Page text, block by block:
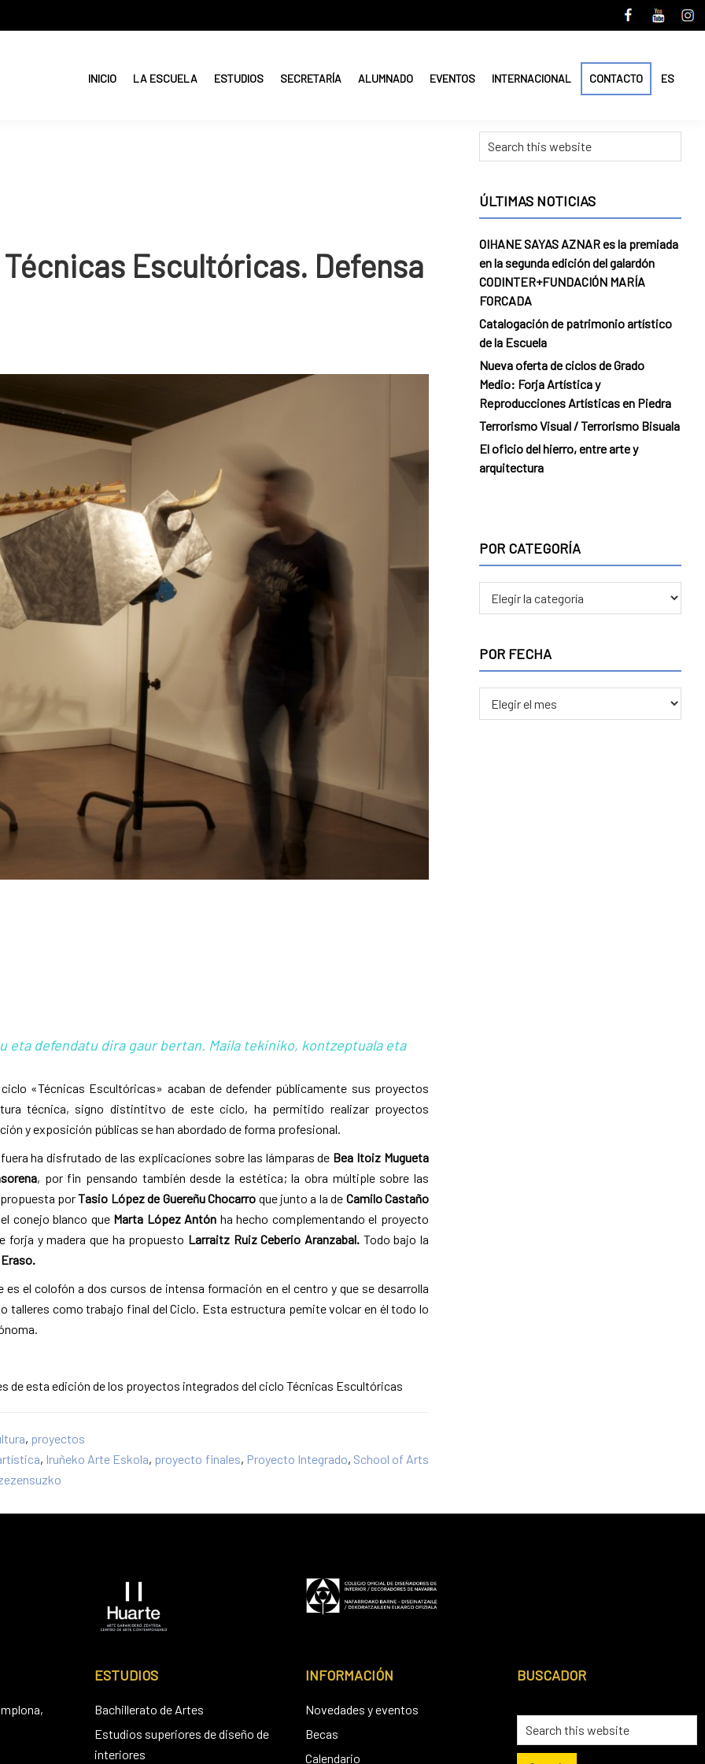
INICIO LA ESCUELA ESTUDIOS SECRETARÍA ALUMNADO EVENTOS INTERNACIONAL CONTACTO ES
Escultóricas. Defensa
defendatu dira gaur bertan. Maila tekiniko, kontzeptuala eta
«Técnicas Escultóricas» acaban de defender públicamente sus proyectos
técnica, signo distintitvo de este ciclo, ha permitido realizar proyectos
y exposición públicas se han abordado de forma profesional.
ha disfrutado de las explicaciones sobre las lámparas de Bea Itoiz Mugueta
, por fin pensando también desde la estética; la obra múltiple sobre las
porTasio López de Guereñu Chocarro que junto a la de Camilo Castaño
conejo blanco que Marta López Antón ha hecho complementando el proyecto
forja y madera que ha propuesto Larraitz Ruiz Ceberio Aranzabal. Todo bajo la
es el colofón a dos cursos de intensa formación en el centro y que se desarrolla
talleres como trabajo final del Ciclo. Esta estructura pemite volcar en él todo lo
de esta edición de los proyectos integrados del ciclo Técnicas Escultóricas
, proyectos
, Iruñeko Arte Eskola, proyecto finales, Proyecto Integrado, School of Arts
Primary
Sidebar
Search
this
ÚLTIMAS NOTICIAS
OIHANE SAYAS AZNAR es la premiada
en la segunda edición del galardón
CODINTER+FUNDACIÓN MARÍA
FORCADA
Catalogación de patrimonio artístico
de la Escuela
Nueva oferta de ciclos de Grado
Medio: Forja Artística y
Reproducciones Artísticas en Piedra
Terrorismo Visual / Terrorismo Bisuala
El oficio del hierro, entre arte y
arquitectura
POR CATEGORÍA
CATEGORÍA
POR FECHA
FECHA
ESTUDIOS
Bachillerato de Artes
Estudios superiores de diseño de
interiores
INFORMACIÓN
Novedades y eventos
Becas
Calendario
BUSCADOR
Search
this